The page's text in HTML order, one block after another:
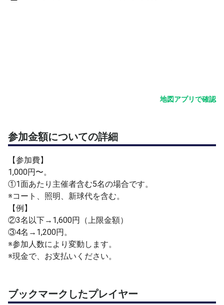
※応募者の状況で、募集Lv.の調整の場合あり。
【イベント内容】
①ダブルス。※但し、急な当日欠員等により、シングルス
に変更することもご了承ください。
【ボール】
練習球（アップ用）と新球（4球）用意します。
※試合用の新球2球→紛失、劣化等で交換予定。
※HEAD PRO（プレッシャーボール）
【アップ①】
※3列で実施。
地図アプリで確認
参加金額についての詳細
【参加費】
1,000円〜。
①1面あたり主催者含む5名の場合です。
※コート、照明、新球代を含む。
【例】
②3名以下→1,600円（上限金額）
③4名→1,200円。
※参加人数により変動します。
※現金で、お支払いください。
ブックマークしたプレイヤー